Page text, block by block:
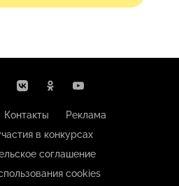
Контакты
Реклама
в конкурсах
соглашение
cookies